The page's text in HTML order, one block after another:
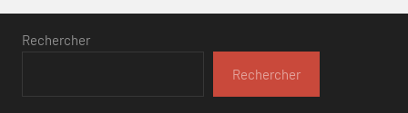
Rechercher
Rechercher